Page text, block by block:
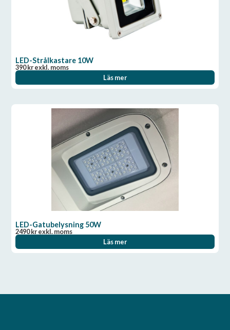
LED-Strålkastare 10W
390krexkl. moms
Läs mer
LED-Gatubelysning 50W
2490krexkl. moms
Läs mer